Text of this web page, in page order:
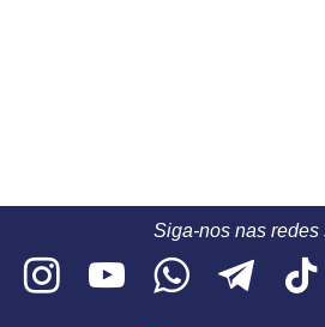
Siga-nos nas redes